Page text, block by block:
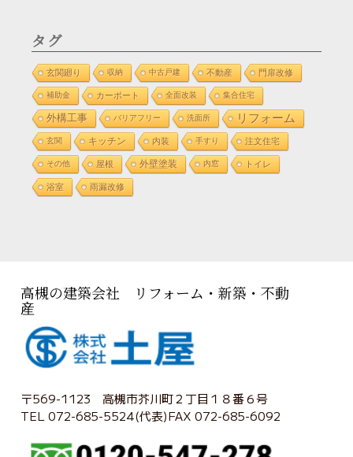
タグ
玄関廻り 収納 中古戸建 不動産 門扉改修
補助金 カーポート 全面改装 集合住宅
外構工事 バリアフリー 洗面所 リフォーム
玄関 キッチン 内装 手すり 注文住宅
その他 屋根 外壁塗装 内窓 トイレ
浴室 雨漏改修
高槻の建築会社 リフォーム・新築・不動
産
〒569-1123 高槻市芥川町２丁目１８番６号
TEL 072-685-5524(代表)FAX 072-685-6092